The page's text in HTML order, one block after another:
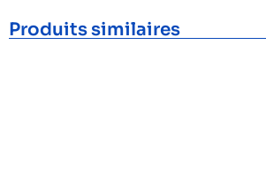
Produits similaires